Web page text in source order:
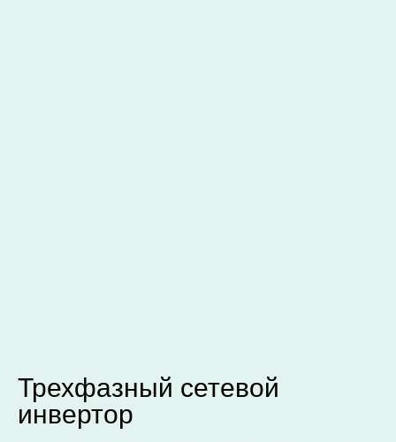
Трехфазный сетевой
инвертор